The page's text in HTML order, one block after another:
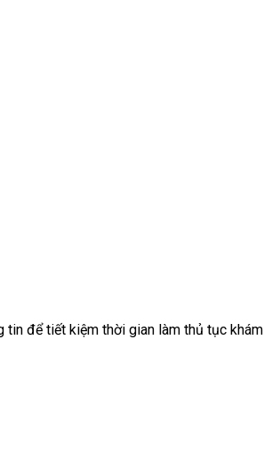
tin để tiết kiệm thời gian làm thủ tục khám